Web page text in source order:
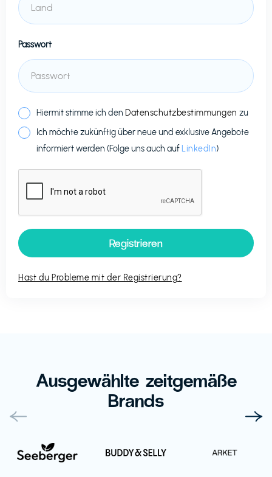
Passwort
Hiermit stimme ich den Datenschutzbestimmungen zu
Ich möchte zukünftig über neue und exklusive Angebote
informiert werden (Folge uns auch auf LinkedIn)
Hast du Probleme mit der Registrierung?
Ausgewählte zeitgemäße
Brands